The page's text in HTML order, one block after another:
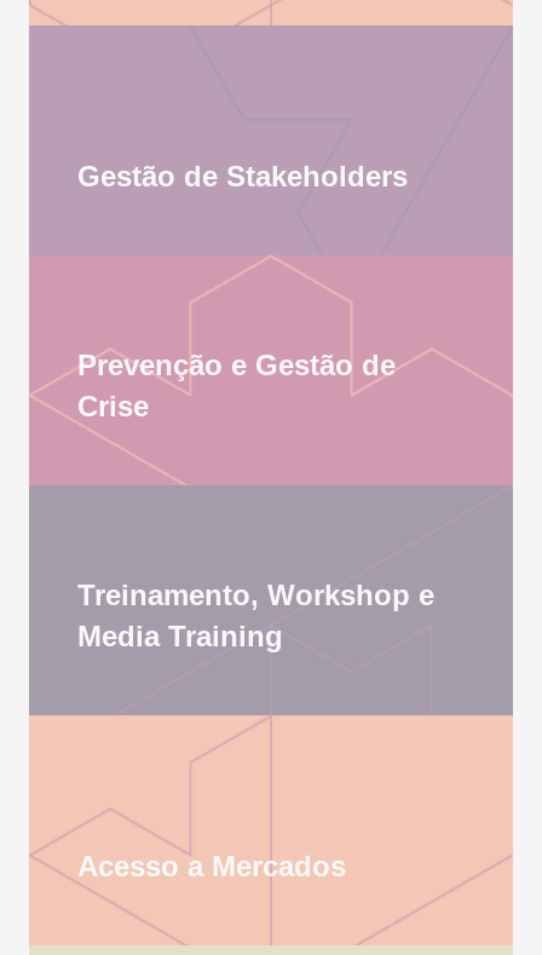
Gestão de Stakeholders
Prevenção e Gestão de
Crise
Treinamento, Workshop e
Media Training
Acesso a Mercados